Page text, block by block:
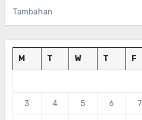
Tambahan
M T W T F
3 4 5 6 7